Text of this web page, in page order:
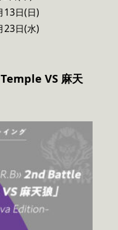
日(日)
日(水)
VS 麻天